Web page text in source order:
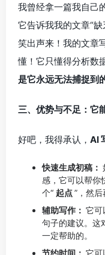
我曾经拿一篇我自己
它告诉我我的文章“
笑出声来！我的文章
懂！它只懂得分析数
是它永远无法捕捉到
三、优势与不足：它
好吧，我得承认， AI
快速生成初稿：
感，它可以帮你
个“ 起点”，然后
辅助写作： 它可
句子的建议。这
一定帮助的。
节约时间： 它可